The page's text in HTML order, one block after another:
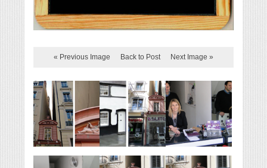
« Previous Image Back to Post Next Image »